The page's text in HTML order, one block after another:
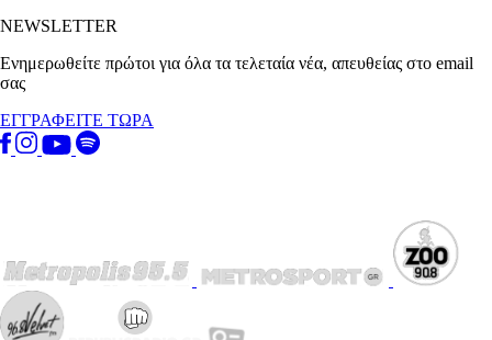
NEWSLETTER
Ενημερωθείτε πρώτοι για όλα τα τελεταία νέα, απευθείας στο email
σας
ΕΓΓΡΑΦΕΙΤΕ ΤΩΡΑ